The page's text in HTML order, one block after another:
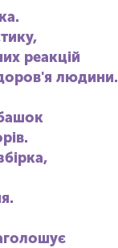
реакцій
людини.